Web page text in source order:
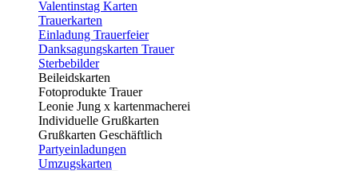
Valentinstag Karten
Trauerkarten
Einladung Trauerfeier
Danksagungskarten Trauer
Sterbebilder
Beileidskarten
Fotoprodukte Trauer
Leonie Jung x kartenmacherei
Individuelle Grußkarten
Grußkarten Geschäftlich
Partyeinladungen
Umzugskarten